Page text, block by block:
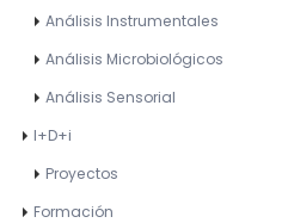
Análisis Instrumentales
Análisis Microbiológicos
Análisis Sensorial
I+D+i
Proyectos
Formación